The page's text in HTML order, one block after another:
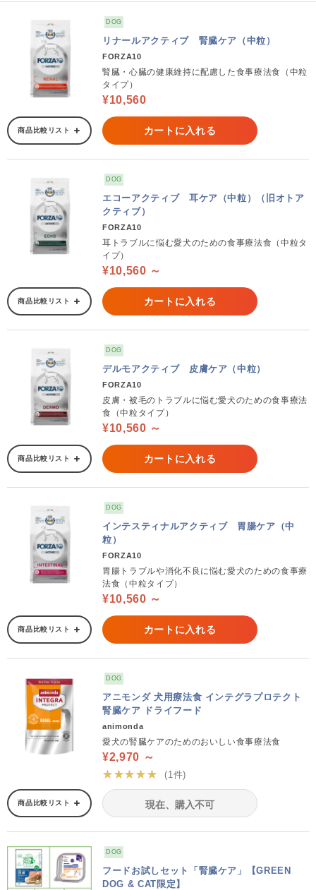
DOG
リナールアクティブ 腎臓ケア（中粒）
FORZA10
腎臓・心臓の健康維持に配慮した食事療法食（中粒
タイプ）
¥10,560
商品比較リスト カートに入れる
DOG
エコーアクティブ 耳ケア（中粒）（旧オトア
クティブ）
FORZA10
耳トラブルに悩む愛犬のための食事療法食（中粒タ
イプ）
¥10,560 ～
商品比較リスト カートに入れる
DOG
デルモアクティブ 皮膚ケア（中粒）
FORZA10
皮膚・被毛のトラブルに悩む愛犬のための食事療法
食（中粒タイプ）
¥10,560 ～
商品比較リスト カートに入れる
DOG
インテスティナルアクティブ 胃腸ケア（中
粒）
FORZA10
胃腸トラブルや消化不良に悩む愛犬のための食事療
法食（中粒タイプ）
¥10,560 ～
商品比較リスト カートに入れる
DOG
アニモンダ 犬用療法食 インテグラプロテクト
腎臓ケア ドライフード
animonda
愛犬の腎臓ケアのためのおいしい食事療法食
¥2,970 ～
★★★★★
(1件)
商品比較リスト 現在、購入不可
DOG
フードお試しセット「腎臓ケア」【GREEN
DOG & CAT限定】